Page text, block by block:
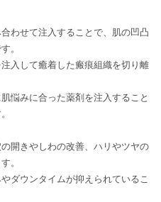
わせて注入することで、肌の凹凸
。
入して癒着した瘢痕組織を切り離
悩みに合った薬剤を注入すること
開きやしわの改善、ハリやツヤの
。
ダウンタイムが抑えられているこ